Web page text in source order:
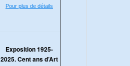
Pour plus de détails
Exposition 1925-
2025. Cent ans d’Art